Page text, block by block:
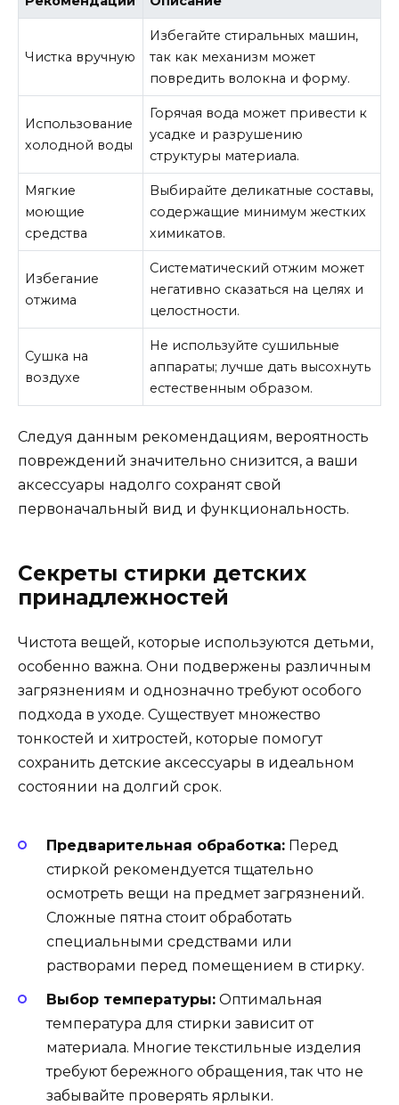
Чистка вручную
Избегайте стиральных машин,
так как механизм может
повредить волокна и форму.
Использование
холодной воды
Горячая вода может привести к
усадке и разрушению
структуры материала.
Мягкие
моющие
средства
Выбирайте деликатные составы,
содержащие минимум жестких
химикатов.
Избегание
отжима
Систематический отжим может
негативно сказаться на целях и
целостности.
Сушка на
воздухе
Не используйте сушильные
аппараты; лучше дать высохнуть
естественным образом.
Следуя данным рекомендациям, вероятность
повреждений значительно снизится, а ваши
аксессуары надолго сохранят свой
первоначальный вид и функциональность.
Секреты стирки детских
принадлежностей
Чистота вещей, которые используются детьми,
особенно важна. Они подвержены различным
загрязнениям и однозначно требуют особого
подхода в уходе. Существует множество
тонкостей и хитростей, которые помогут
сохранить детские аксессуары в идеальном
состоянии на долгий срок.
Предварительная обработка: Перед
стиркой рекомендуется тщательно
осмотреть вещи на предмет загрязнений.
Сложные пятна стоит обработать
специальными средствами или
растворами перед помещением в стирку.
Выбор температуры: Оптимальная
температура для стирки зависит от
материала. Многие текстильные изделия
требуют бережного обращения, так что не
забывайте проверять ярлыки.